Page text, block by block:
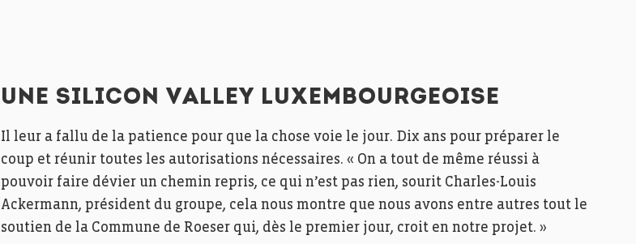
UNE SILICON VALLEY LUXEMBOURGEOISE
Il leur a fallu de la patience pour que la chose voie le jour. Dix ans pour préparer le
coup et réunir toutes les autorisations nécessaires. « On a tout de même réussi à
pouvoir faire dévier un chemin repris, ce qui n’est pas rien, sourit Charles-Louis
Ackermann, président du groupe, cela nous montre que nous avons entre autres tout le
soutien de la Commune de Roeser qui, dès le premier jour, croit en notre projet. »